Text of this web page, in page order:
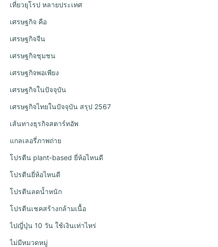
เที่ยวยุโรป หลายประเทศ
เศรษฐกิจ คือ
เศรษฐกิจจีน
เศรษฐกิจชุมชน
เศรษฐกิจพอเพียง
เศรษฐกิจในปัจจุบัน
เศรษฐกิจไทยในปัจจุบัน สรุป 2567
เส้นทางธุรกิจสตาร์ทอัพ
แกลเลอรี่ภาพถ่าย
โปรตีน plant-based ยี่ห้อไหนดี
โปรตีนยี่ห้อไหนดี
โปรตีนลดน้ำหนัก
โปรตีนเชคสร้างกล้ามเนื้อ
ไปญี่ปุ่น 10 วัน ใช้เงินเท่าไหร่
ไม่มีหมวดหมู่